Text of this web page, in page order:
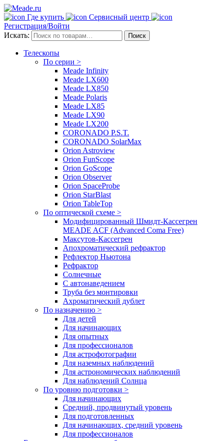
Где купить
Сервисный центр
Регистрация/Войти
Искать:
Поиск
Телескопы
По серии >
Meade Infinity
Meade LX600
Meade LX850
Meade Polaris
Meade LX85
Meade LX90
Meade LX200
CORONADO P.S.T.
CORONADO SolarMax
Orion Astroview
Orion FunScope
Orion GoScope
Orion Observer
Orion SpaceProbe
Orion StarBlast
Orion TableTop
По оптической схеме >
Модифицированный Шмидт-Кассегрен
MEADE ACF (Advanced Coma Free)
Максутов-Кассегрен
Апохроматический рефрактор
Рефлектор Ньютона
Рефрактор
Солнечные
С автонаведением
Труба без монтировки
Ахроматический дублет
По назначению >
Для детей
Для начинающих
Для опытных
Для профессионалов
Для астрофотографии
Для наземных наблюдений
Для астрономических наблюдений
Для наблюдений Солнца
По уровню подготовки >
Для начинающих
Средний, продвинутый уровень
Для подготовленных
Для начинающих, средний уровень
Для профессионалов